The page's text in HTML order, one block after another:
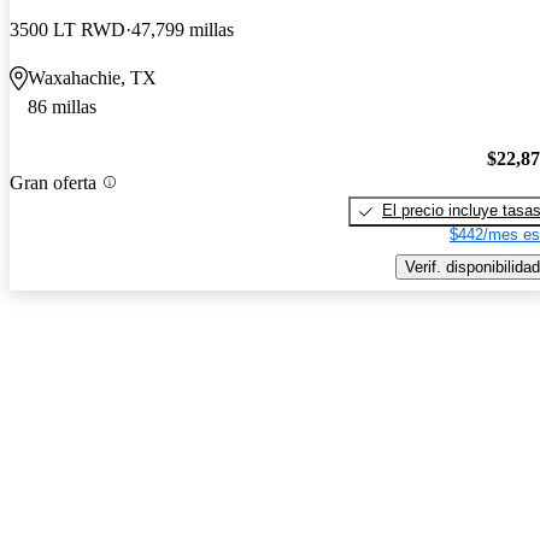
3500 LT RWD 47,799 millas
Waxahachie, TX
86 millas
Gran oferta
El precio incluye tasas
$442/mes
Verif. disponibilidad